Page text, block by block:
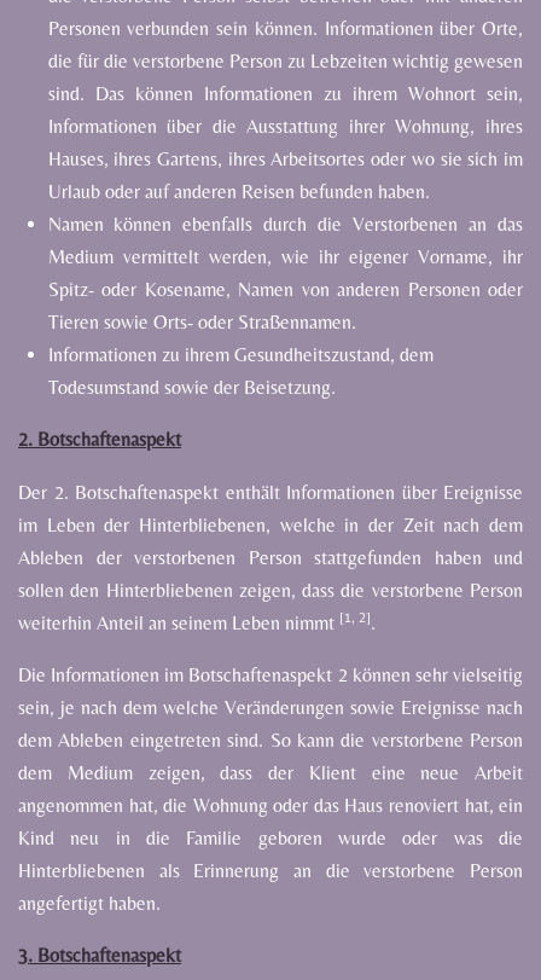
Personen verbunden sein können. Informationen über Orte,
die für die verstorbene Person zu Lebzeiten wichtig gewesen
sind. Das können Informationen zu ihrem Wohnort sein,
Informationen über die Ausstattung ihrer Wohnung, ihres
Hauses, ihres Gartens, ihres Arbeitsortes oder wo sie sich im
Urlaub oder auf anderen Reisen befunden haben.
Namen können ebenfalls durch die Verstorbenen an das
Medium vermittelt werden, wie ihr eigener Vorname, ihr
Spitz- oder Kosename, Namen von anderen Personen oder
Tieren sowie Orts- oder Straßennamen.
Informationen zu ihrem Gesundheitszustand, dem
Todesumstand sowie der Beisetzung.
2. Botschaftenaspekt
Der 2. Botschaftenaspekt enthält Informationen über Ereignisse
im Leben der Hinterbliebenen, welche in der Zeit nach dem
Ableben
der verstorbenen Person stattgefunden haben
und
sollen den Hinterbliebenen zeigen,dass die verstorbene Person
weiterhin Anteil an seinem Leben nimmt [1, 2].
Die Informationen im Botschaftenaspekt 2 können sehr vielseitig
sein, je nach dem welche Veränderungen sowie Ereignisse nach
dem Ableben eingetreten sind. So kann die verstorbene Person
dem
Medium zeigen, dass der Klient eine neue
Arbeit
angenommen hat, die Wohnung oder das Haus renoviert hat, ein
Kind
neu indie Familie geboren wurde oder was
die
Hinterbliebenen
als Erinnerung an die verstorbene
Person
angefertigt haben.
3. Botschaftenaspekt